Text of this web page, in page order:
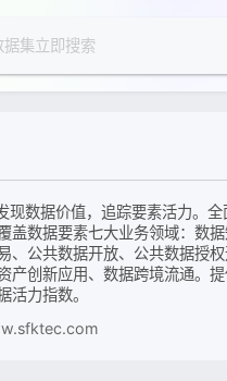
现数据价值，追踪要素活力。
盖数据要素七大业务领域：数
、公共数据开放、公共数据授
产创新应用、数据跨境流通。
活力指数。